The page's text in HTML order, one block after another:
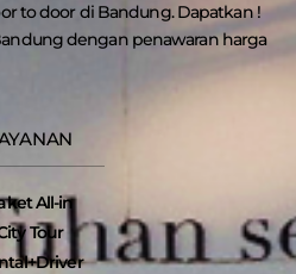
to door di Bandung. Dapatkan !
dengan penawaran harga
All-in
Tour